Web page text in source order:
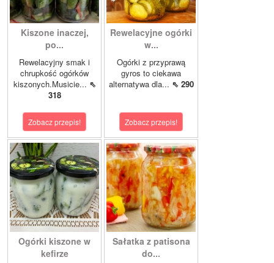
Kiszone inaczej,
po...
Rewelacyjny smak i
chrupkość ogórków
kiszonych.Musicie... ⇖
318
Zobacz przepis!
Rewelacyjne ogórki
w...
Ogórki z przyprawą
gyros to ciekawa
alternatywa dla... ⇖ 290
Zobacz przepis!
Ogórki kiszone w
kefirze
Sałatka z patisona
do...